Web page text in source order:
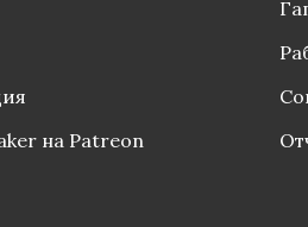
на Patreon